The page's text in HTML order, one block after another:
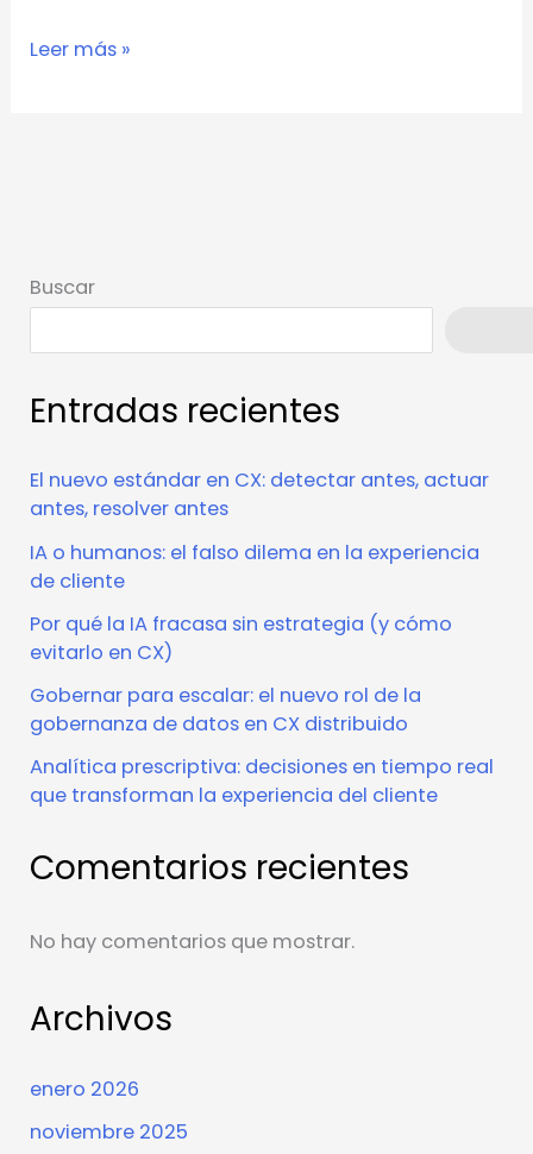
Leer más »
Buscar
Entradas recientes
El nuevo estándar en CX: detectar antes, actuar
antes, resolver antes
IA o humanos: el falso dilema en la experiencia
de cliente
Por qué la IA fracasa sin estrategia (y cómo
evitarlo en CX)
Gobernar para escalar: el nuevo rol de la
gobernanza de datos en CX distribuido
Analítica prescriptiva: decisiones en tiempo real
que transforman la experiencia del cliente
Comentarios recientes
No hay comentarios que mostrar.
Archivos
enero 2026
noviembre 2025